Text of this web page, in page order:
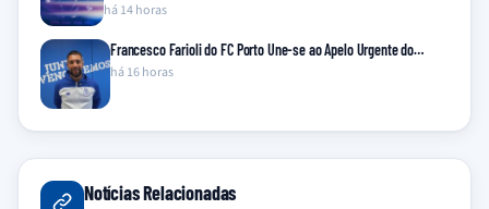
há 14 horas
Francesco Farioli do FC Porto Une-se ao Apelo Urgente do…
há 16 horas
Notícias Relacionadas